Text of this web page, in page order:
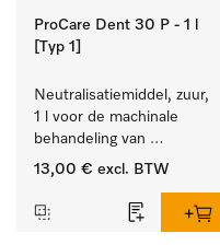
ProCare Dent 30 P - 1 l
[Typ 1]
Neutralisatiemiddel, zuur,
1 l voor de machinale
behandeling van
tandheelkundige
13,00 € excl. BTW